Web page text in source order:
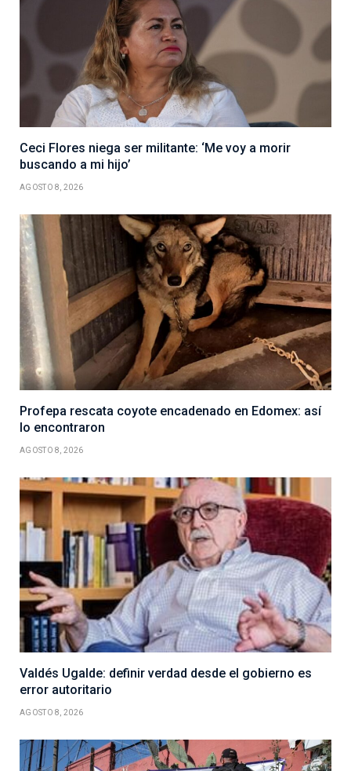
Ceci Flores niega ser militante: ‘Me voy a morir
buscando a mi hijo’
AGOSTO 8, 2026
Profepa rescata coyote encadenado en Edomex: así
lo encontraron
AGOSTO 8, 2026
Valdés Ugalde: definir verdad desde el gobierno es
error autoritario
AGOSTO 8, 2026